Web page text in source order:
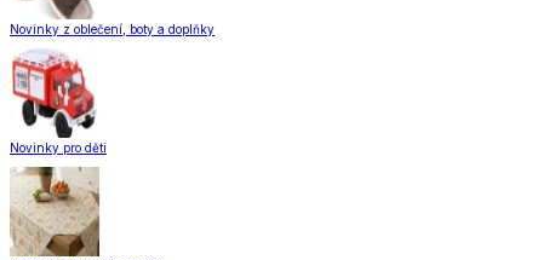
Novinky z oblečení, boty a doplňky
Novinky pro děti